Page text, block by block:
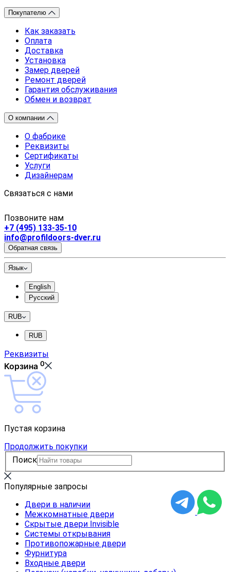
Покупателю
Как заказать
Оплата
Доставка
Установка
Замер дверей
Ремонт дверей
Гарантия обслуживания
Обмен и возврат
О компании
О фабрике
Реквизиты
Сертификаты
Услуги
Дизайнерам
Связаться с нами
Позвоните нам
+7 (495) 133-35-10
info@profildoors-dver.ru
Обратная связь
Язык
English
Русский
RUB
RUB
Реквизиты
Корзина 0
Пустая корзина
Продолжить покупки
Поиск
Популярные запросы
Двери в наличии
Межкомнатные двери
Скрытые двери Invisible
Системы открывания
Противопожарные двери
Фурнитура
Входные двери